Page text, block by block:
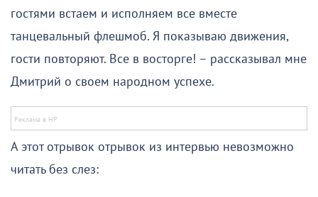
гостями встаем и исполняем все вместе
танцевальный флешмоб. Я показываю движения,
гости повторяют. Все в восторге! – рассказывал мне
Дмитрий о своем народном успехе.
А этот отрывок отрывок из интервью невозможно
читать без слез: